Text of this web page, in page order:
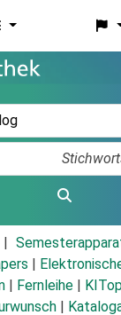
Fernleihe